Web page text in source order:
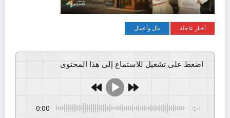
أخبار عاجلة مال وأعمال
اضغط على تشغيل للاستماع إلى هذا المحتوى
0:00 -:--